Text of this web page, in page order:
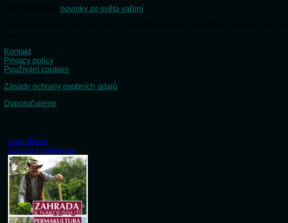
novinky ze světa vaření
Kontakt
Privacy policy
Používání cookies
Zásady ochrany osobních údajů
Doporučujeme